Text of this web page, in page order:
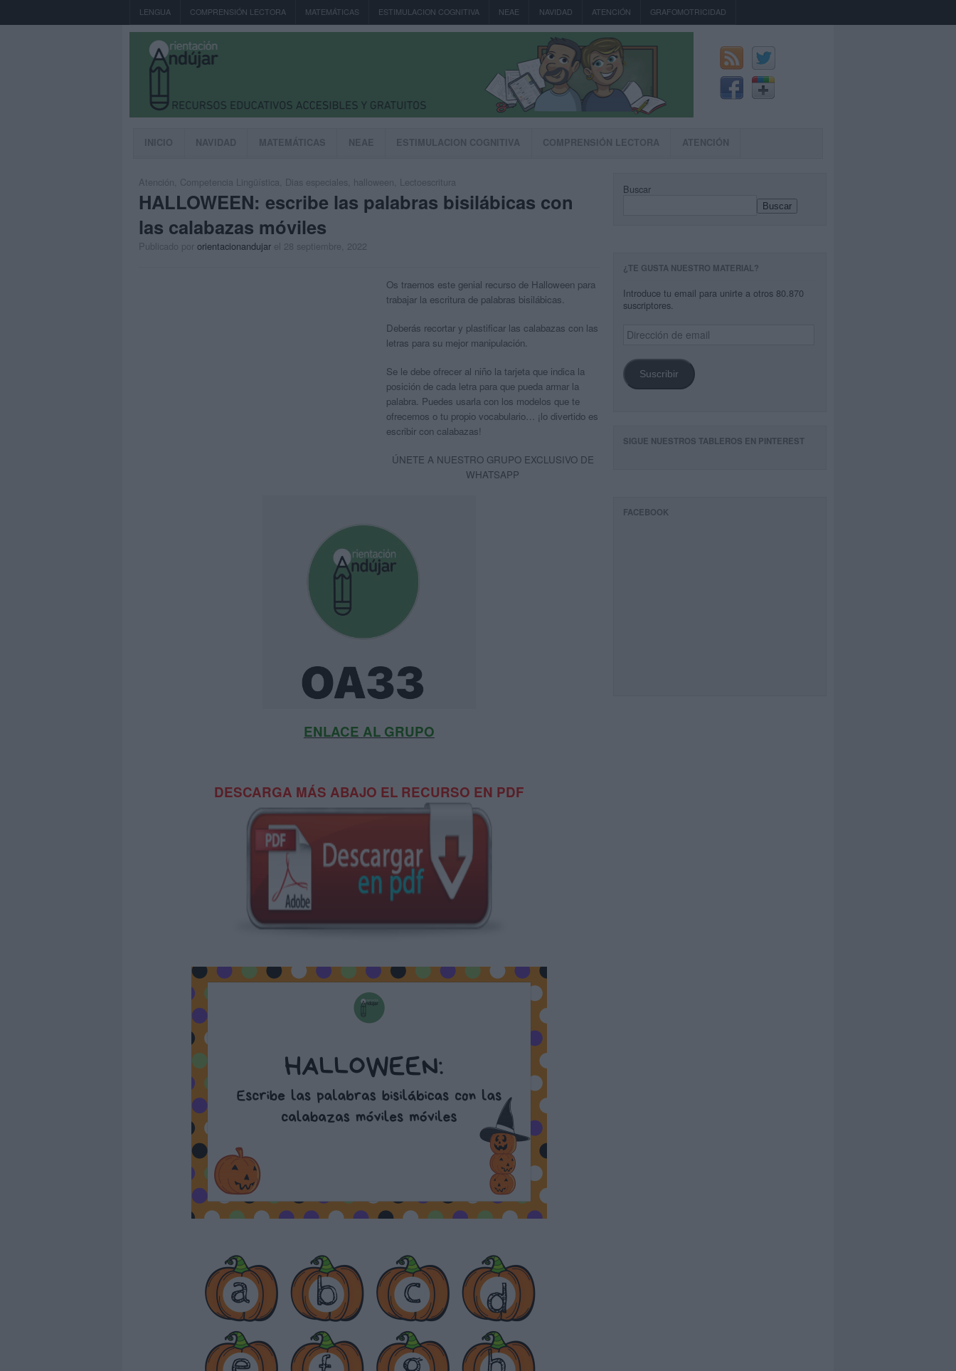
LENGUA COMPRENSIÓN LECTORA MATEMÁTICAS ESTIMULACION COGNITIVA NEAE NAVIDAD ATENCIÓN GRAFOMOTRICIDAD
INICIO NAVIDAD MATEMÁTICAS NEAE ESTIMULACION COGNITIVA COMPRENSIÓN LECTORA ATENCIÓN
Atención Competencia Lingüística Dias especiales halloween Lectoescritura
HALLOWEEN: escribe las palabras bisilábicas con
las calabazas móviles
Publicado por orientacionandujar el 28 septiembre, 2022
Os traemos este genial recurso de Halloween para
trabajar la escritura de palabras bisilábicas.
Deberás recortar y plastificar las calabazas con las
letras para su mejor manipulación.
Se le debe ofrecer al niño la tarjeta que indica la
posición de cada letra para que pueda armar la
palabra. Puedes usarla con los modelos que te
ofrecemos o tu propio vocabulario… ¡lo divertido es
escribir con calabazas!
ÚNETE A NUESTRO GRUPO EXCLUSIVO DE
WHATSAPP
ENLACE AL GRUPO
DESCARGA MÁS ABAJO EL RECURSO EN PDF
Buscar
Buscar
¿TE GUSTA NUESTRO MATERIAL?
Introduce tu email para unirte a otros 80.870
suscriptores.
Dirección
de
Suscribir
SIGUE NUESTROS TABLEROS EN PINTEREST
FACEBOOK